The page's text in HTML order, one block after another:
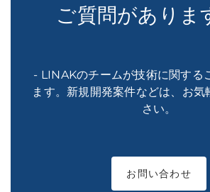
ご質問がありま
- LINAKのチームが技術に関する
ます。新規開発案件などは、お気
さい。
お問い合わせ